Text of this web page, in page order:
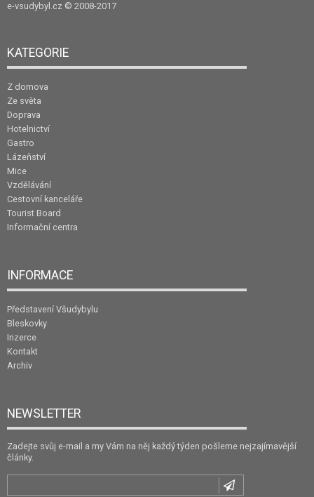
e-vsudybyl.cz © 2008-2017
KATEGORIE
Z domova
Ze světa
Doprava
Hotelnictví
Gastro
Lázeňství
Mice
Vzdělávání
Cestovní kanceláře
Tourist Board
Informační centra
INFORMACE
Představení Všudybylu
Bleskovky
Inzerce
Kontakt
Archiv
NEWSLETTER
Zadejte svůj e-mail a my Vám na něj každý týden pošleme nejzajímavější
články.